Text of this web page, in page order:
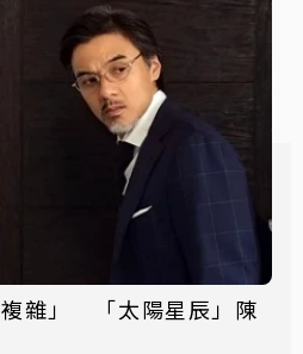
雜」 「太陽星辰」陳